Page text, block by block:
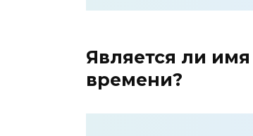
Является ли
времени?